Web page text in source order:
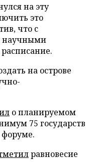
на эту
это
что с
научными
на острове
о планируемом
75 государств
равновесие